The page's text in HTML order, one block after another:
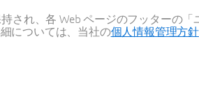
ンドを設計
され、各 Web ページのフッターの
については、当社の個人情報管理方針